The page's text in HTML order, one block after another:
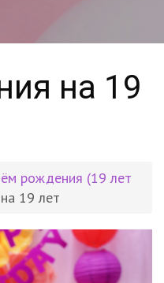
на 19
рождения (19 лет
19 лет